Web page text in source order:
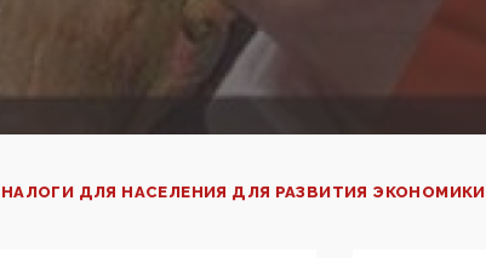
ДЛЯ НАСЕЛЕНИЯ ДЛЯ РАЗВИТИЯ ЭКОНОМИКИ